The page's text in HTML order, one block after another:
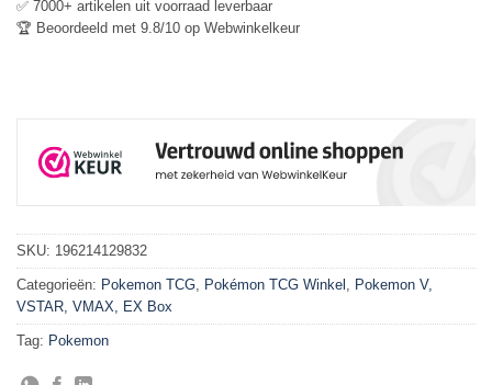
✅ 7000+ artikelen uit voorraad leverbaar
🏆 Beoordeeld met 9.8/10 op Webwinkelkeur
SKU: 196214129832
Categorieën: Pokemon TCG Pokémon TCG Winkel
Pokemon V,
VSTAR, VMAX, EX Box
Tag: Pokemon